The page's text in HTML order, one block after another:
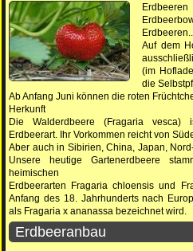
Auf dem
(im
die
Ab Anfang Juni können die roten
Herkunft
Die Walderdbeere (Fragaria vesca)
Erdbeerart. Ihr Vorkommen reicht von
Aber auch in Sibirien, China, Japan,
Unsere heutige Gartenerdbeere
heimischen
Erdbeerarten Fragaria chloensis und
Anfang des 18. Jahrhunderts nach
als Fragaria x ananassa bezeichnet wird.
Erdbeeranbau